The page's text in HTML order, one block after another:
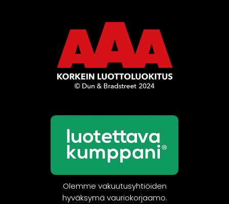
Olemme vakuutusyhtiöiden
hyväksymä vauriokorjaamo.